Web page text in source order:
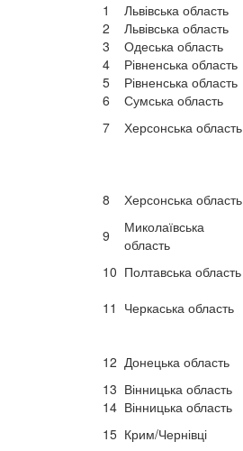
1
Львівська область
2
Львівська область
3
Одеська область
4
Рівненська область
5
Рівненська область
6
Сумська область
7
Херсонська область
8
Херсонська область
9
Миколаївська
область
10 Полтавська область
11 Черкаська область
12 Донецька область
13 Вінницька область
14 Вінницька область
15 Крим/Чернівці